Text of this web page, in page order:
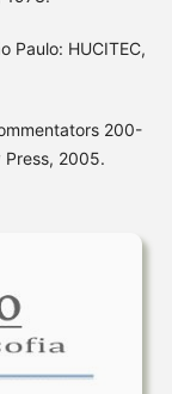
Paulo: HUCITEC,
200-
Press, 2005.